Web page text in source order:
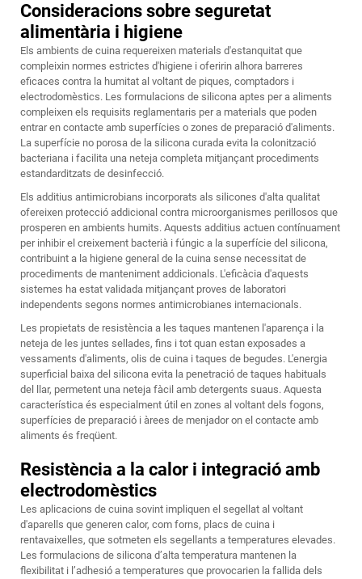
Consideracions sobre seguretat
alimentària i higiene
Els ambients de cuina requereixen materials d'estanquitat que
compleixin normes estrictes d'higiene i oferirin alhora barreres
eficaces contra la humitat al voltant de piques, comptadors i
electrodomèstics. Les formulacions de silicona aptes per a aliments
compleixen els requisits reglamentaris per a materials que poden
entrar en contacte amb superfícies o zones de preparació d'aliments.
La superfície no porosa de la silicona curada evita la colonització
bacteriana i facilita una neteja completa mitjançant procediments
estandarditzats de desinfecció.
Els additius antimicrobians incorporats als silicones d'alta qualitat
ofereixen protecció addicional contra microorganismes perillosos que
prosperen en ambients humits. Aquests additius actuen contínuament
per inhibir el creixement bacterià i fúngic a la superfície del silicona,
contribuint a la higiene general de la cuina sense necessitat de
procediments de manteniment addicionals. L'eficàcia d'aquests
sistemes ha estat validada mitjançant proves de laboratori
independents segons normes antimicrobianes internacionals.
Les propietats de resistència a les taques mantenen l'aparença i la
neteja de les juntes sellades, fins i tot quan estan exposades a
vessaments d'aliments, olis de cuina i taques de begudes. L'energia
superficial baixa del silicona evita la penetració de taques habituals
del llar, permetent una neteja fàcil amb detergents suaus. Aquesta
característica és especialment útil en zones al voltant dels fogons,
superfícies de preparació i àrees de menjador on el contacte amb
aliments és freqüent.
Resistència a la calor i integració amb
electrodomèstics
Les aplicacions de cuina sovint impliquen el segellat al voltant
d'aparells que generen calor, com forns, placs de cuina i
rentavaixelles, que sotmeten els segellants a temperatures elevades.
Les formulacions de silicona d’alta temperatura mantenen la
flexibilitat i l’adhesió a temperatures que provocarien la fallida dels